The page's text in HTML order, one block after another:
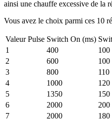
ainsi une chauffe excessive de la
Vous avez le choix parmi ces 10
Valeur Pulse Switch On (ms)
1
400 100
2
600 100
3
800 110
4
1000 120
5
1350 150
6
2000 200
7
2000 180